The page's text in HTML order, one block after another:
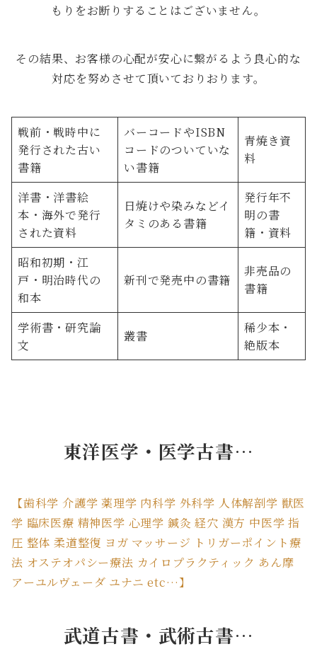
もりをお断りすることはございません。
その結果、お客様の心配が安心に繋がるよう良心的な
対応を努めさせて頂いておりおります。
戦前・戦時中に
発行された古い
書籍
バーコードやISBN
コードのついていな
い書籍
青焼き資
料
洋書・洋書絵
本・海外で発行
された資料
日焼けや染みなどイ
タミのある書籍
発行年不
明の書
籍・資料
昭和初期・江
戸・明治時代の
和本
新刊で発売中の書籍
非売品の
書籍
学術書・研究論
文
叢書
稀少本・
絶版本
東洋医学・医学古書…
【歯科学 介護学 薬理学 内科学 外科学 人体解剖学 獣医
学 臨床医療 精神医学 心理学 鍼灸 経穴 漢方 中医学 指
圧 整体 柔道整復 ヨガ マッサージ トリガーポイント療
法 オステオパシー療法 カイロプラクティック あん摩
アーユルヴェーダ ユナニ etc…】
武道古書・武術古書…